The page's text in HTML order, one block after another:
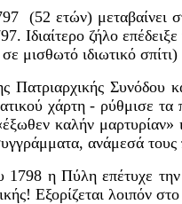
(52 ετών) μεταβαίνει
97. Ιδιαίτερο ζήλο
μισθωτό ιδιωτικό σπίτι)
Πατριαρχικής
χάρτη - ρύθμισε τα
καλήν
ανάμεσά τους
1798 η Πύλη επέτυχε
Εξορίζεται λοιπόν